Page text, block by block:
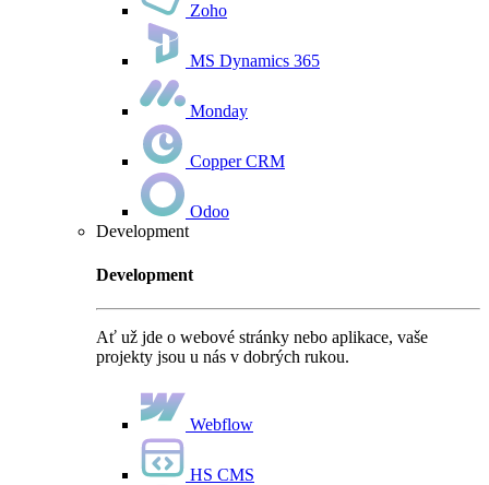
Zoho
MS Dynamics 365
Monday
Copper CRM
Odoo
Development
Development
Ať už jde o webové stránky nebo aplikace, vaše
projekty jsou u nás v dobrých rukou.
Webflow
HS CMS